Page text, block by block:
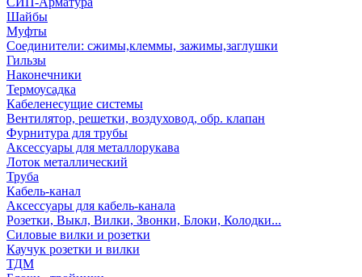
Шайбы
Муфты
Соединители: сжимы,клеммы, зажимы,заглушки
Гильзы
Наконечники
Термоусадка
Кабеленесущие системы
Вентилятор, решетки, воздуховод, обр. клапан
Фурнитура для трубы
Аксессуары для металлорукава
Лоток металлический
Труба
Кабель-канал
Аксессуары для кабель-канала
Розетки, Выкл, Вилки, Звонки, Блоки, Колодки...
Силовые вилки и розетки
Каучук розетки и вилки
ТДМ